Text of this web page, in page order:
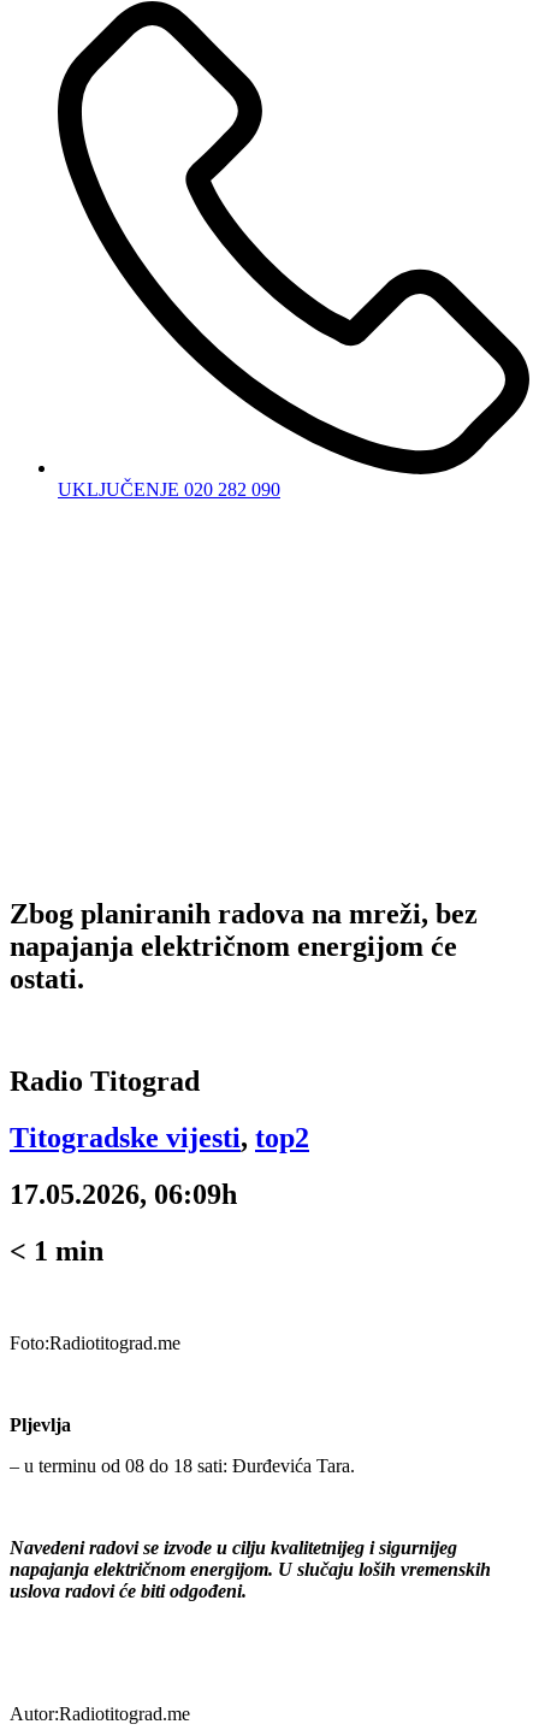
UKLJUČENJE 020 282 090
Zbog planiranih radova na mreži, bez
napajanja električnom energijom će
ostati.
Radio Titograd
Titogradske vijesti, top2
17.05.2026, 06:09h
< 1 min
Foto:Radiotitograd.me
Pljevlja
– u terminu od 08 do 18 sati: Đurđevića Tara.
Navedeni radovi se izvode u cilju kvalitetnijeg i sigurnijeg
napajanja električnom energijom. U slučaju loših vremenskih
uslova radovi će biti odgođeni.
Autor:Radiotitograd.me